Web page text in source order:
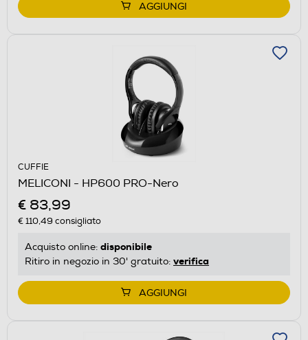
AGGIUNGI
CUFFIE
MELICONI - HP600 PRO-Nero
€ 83,99
€ 110,49 consigliato
Acquisto online: disponibile
Ritiro in negozio in 30' gratuito: verifica
AGGIUNGI